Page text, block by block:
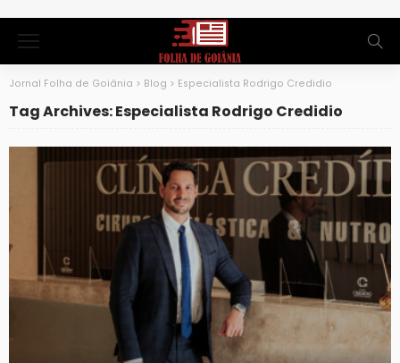
Jornal Folha de Goiânia > Blog > Especialista Rodrigo Credidio
Tag Archives: Especialista Rodrigo Credidio